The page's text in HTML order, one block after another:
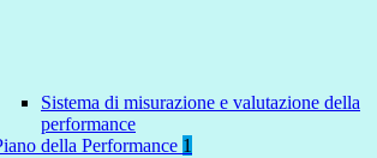
Sistema di misurazione e valutazione della
performance
della Performance 1